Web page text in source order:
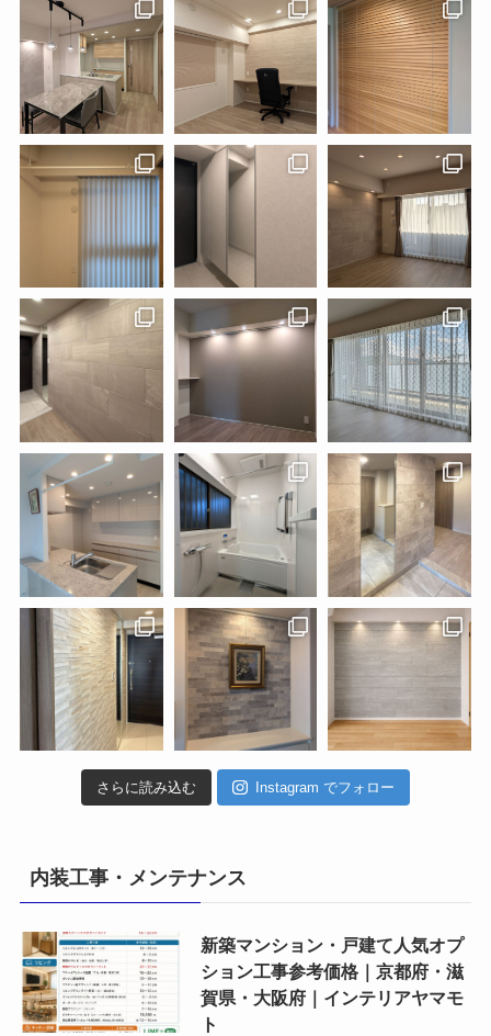
さらに読み込む Instagram でフォロー
内装工事・メンテナンス
新築マンション・戸建て人気オプ
ション工事参考価格｜京都府・滋
賀県・大阪府｜インテリアヤマモ
ト